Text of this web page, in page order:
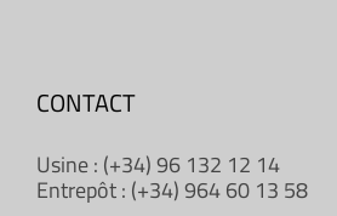
CONTACT
Usine : (+34) 96 132 12 14
Entrepôt : (+34) 964 60 13 58